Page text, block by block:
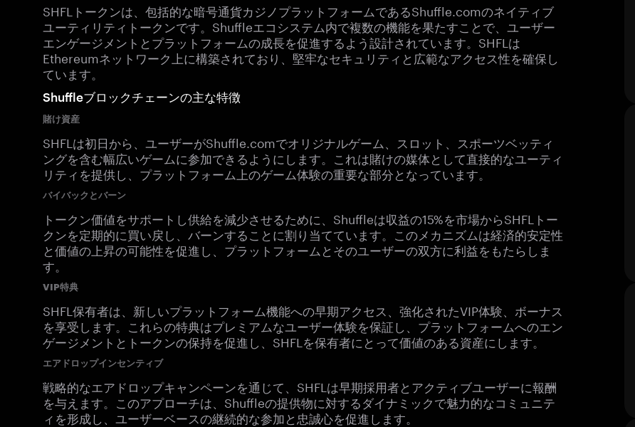
SHFLトークンは、包括的な暗号通貨カジノプラットフォームであるShuffle.comのネイティブ
ユーティリティトークンです。Shuffleエコシステム内で複数の機能を果たすことで、ユーザー
エンゲージメントとプラットフォームの成長を促進するよう設計されています。SHFLは
Ethereumネットワーク上に構築されており、堅牢なセキュリティと広範なアクセス性を確保し
ています。
Shuffleブロックチェーンの主な特徴
賭け資産
SHFLは初日から、ユーザーがShuffle.comでオリジナルゲーム、スロット、スポーツベッティ
ングを含む幅広いゲームに参加できるようにします。これは賭けの媒体として直接的なユーティ
リティを提供し、プラットフォーム上のゲーム体験の重要な部分となっています。
バイバックとバーン
トークン価値をサポートし供給を減少させるために、Shuffleは収益の15%を市場からSHFLトー
クンを定期的に買い戻し、バーンすることに割り当てています。このメカニズムは経済的安定性
と価値の上昇の可能性を促進し、プラットフォームとそのユーザーの双方に利益をもたらしま
す。
VIP特典
SHFL保有者は、新しいプラットフォーム機能への早期アクセス、強化されたVIP体験、ボーナス
を享受します。これらの特典はプレミアムなユーザー体験を保証し、プラットフォームへのエン
ゲージメントとトークンの保持を促進し、SHFLを保有者にとって価値のある資産にします。
エアドロップインセンティブ
戦略的なエアドロップキャンペーンを通じて、SHFLは早期採用者とアクティブユーザーに報酬
を与えます。このアプローチは、Shuffleの提供物に対するダイナミックで魅力的なコミュニテ
ィを形成し、ユーザーベースの継続的な参加と忠誠心を促進します。